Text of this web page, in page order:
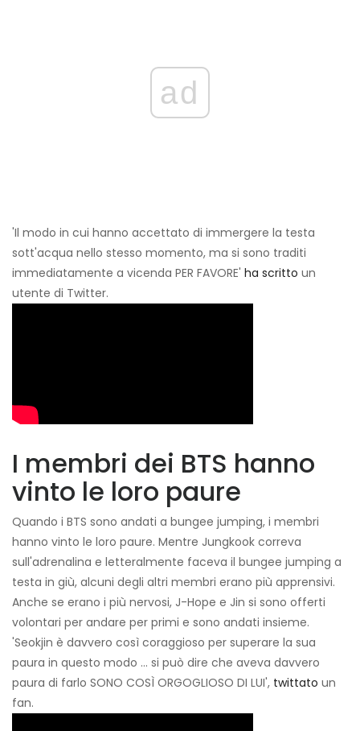
ad
'Il modo in cui hanno accettato di immergere la testa
sott'acqua nello stesso momento, ma si sono traditi
immediatamente a vicenda PER FAVORE' ha scritto un
utente di Twitter.
I membri dei BTS hanno
vinto le loro paure
Quando i BTS sono andati a bungee jumping, i membri
hanno vinto le loro paure. Mentre Jungkook correva
sull'adrenalina e letteralmente faceva il bungee jumping a
testa in giù, alcuni degli altri membri erano più apprensivi.
Anche se erano i più nervosi, J-Hope e Jin si sono offerti
volontari per andare per primi e sono andati insieme.
'Seokjin è davvero così coraggioso per superare la sua
paura in questo modo ... si può dire che aveva davvero
paura di farlo SONO COSÌ ORGOGLIOSO DI LUI', twittato un
fan.